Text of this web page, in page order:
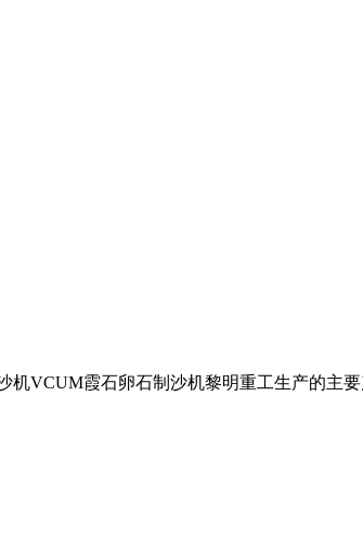
VCUM霞石卵石制沙机黎明重工生产的主